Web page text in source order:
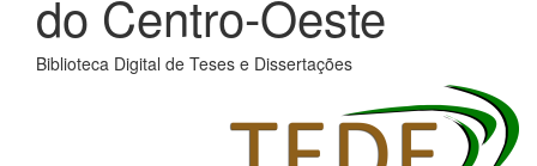
do Centro-Oeste
Biblioteca Digital de Teses e Dissertações